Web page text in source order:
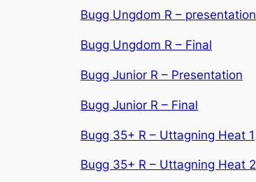
Bugg Ungdom R – presentation
Bugg Ungdom R – Final
Bugg Junior R – Presentation
Bugg Junior R – Final
Bugg 35+ R – Uttagning Heat 1
Bugg 35+ R – Uttagning Heat 2